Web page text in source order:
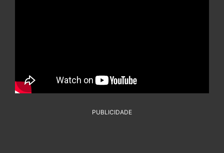
PUBLICIDADE